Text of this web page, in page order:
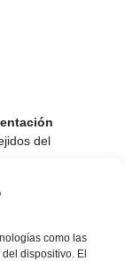
como las
dispositivo. El
del
un
también el
con la